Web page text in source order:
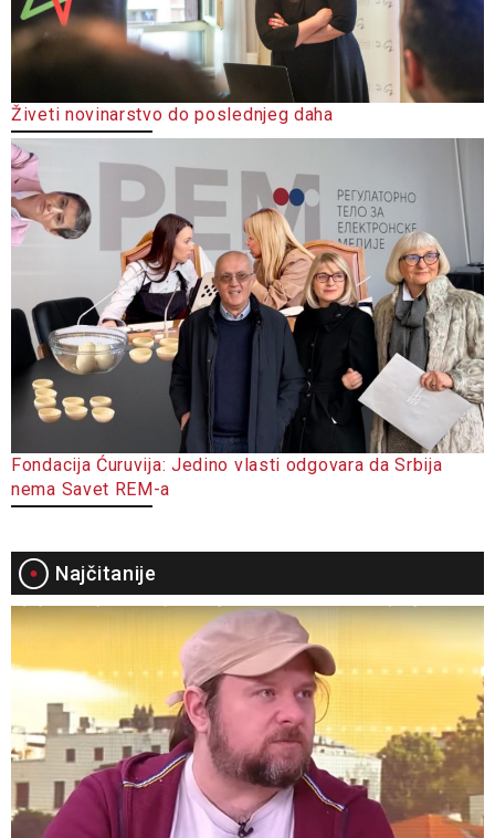
Živeti novinarstvo do poslednjeg daha
Fondacija Ćuruvija: Jedino vlasti odgovara da Srbija
nema Savet REM-a
Najčitanije